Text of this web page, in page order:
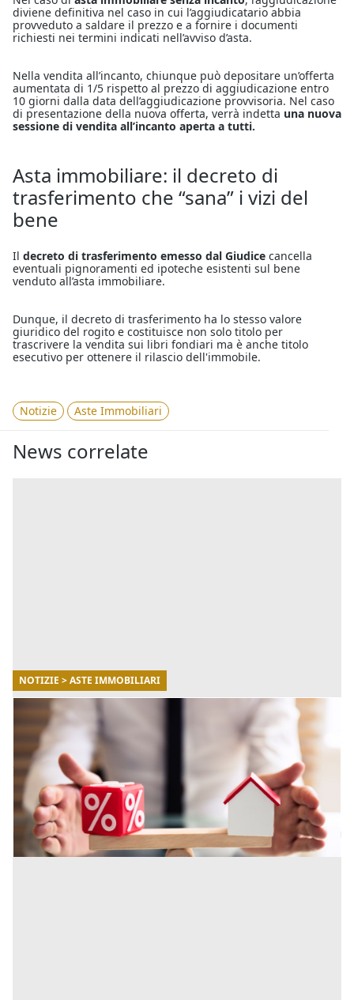
diviene definitiva nel caso in cui l’aggiudicatario abbia
provveduto a saldare il prezzo e a fornire i documenti
richiesti nei termini indicati nell’avviso d’asta.
Nella vendita all’incanto, chiunque può depositare un’offerta
aumentata di 1/5 rispetto al prezzo di aggiudicazione entro
10 giorni dalla data dell’aggiudicazione provvisoria. Nel caso
di presentazione della nuova offerta, verrà indetta una nuova
sessione di vendita all’incanto aperta a tutti.
Asta immobiliare: il decreto di
trasferimento che “sana” i vizi del
bene
Il decreto di trasferimento emesso dal Giudice cancella
eventuali pignoramenti ed ipoteche esistenti sul bene
venduto all’asta immobiliare.
Dunque, il decreto di trasferimento ha lo stesso valore
giuridico del rogito e costituisce non solo titolo per
trascrivere la vendita sui libri fondiari ma è anche titolo
esecutivo per ottenere il rilascio dell'immobile.
Notizie Aste Immobiliari
News correlate
NOTIZIE > ASTE IMMOBILIARI
22/05/2025
Vendita casa in comproprietà con altre
persone al 50%
In questo articolo analizzeremo la comproprietà dal
punto di vista della normativa e del margine
decisionale che ogni proprietario possiede. [...]